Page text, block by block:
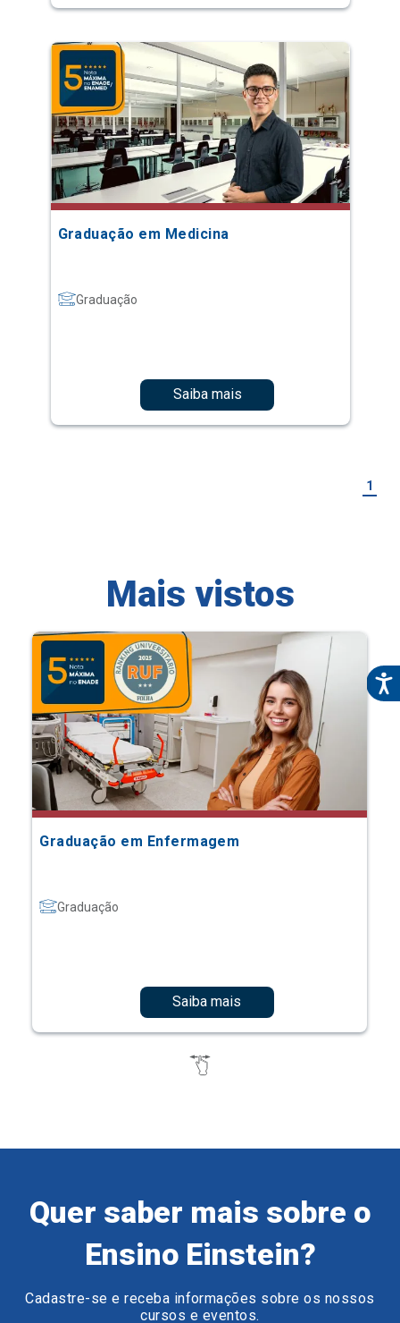
Graduação em Medicina
Graduação
Saiba mais
1
Mais vistos
Graduação em Enfermagem
Graduação
Saiba mais
Quer saber mais sobre o
Ensino Einstein?
Cadastre-se e receba informações sobre os nossos
cursos e eventos.